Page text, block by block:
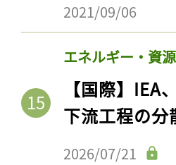
2021/09/06
エネルギー・資源
【国際】
下流工程の
2026/07/21